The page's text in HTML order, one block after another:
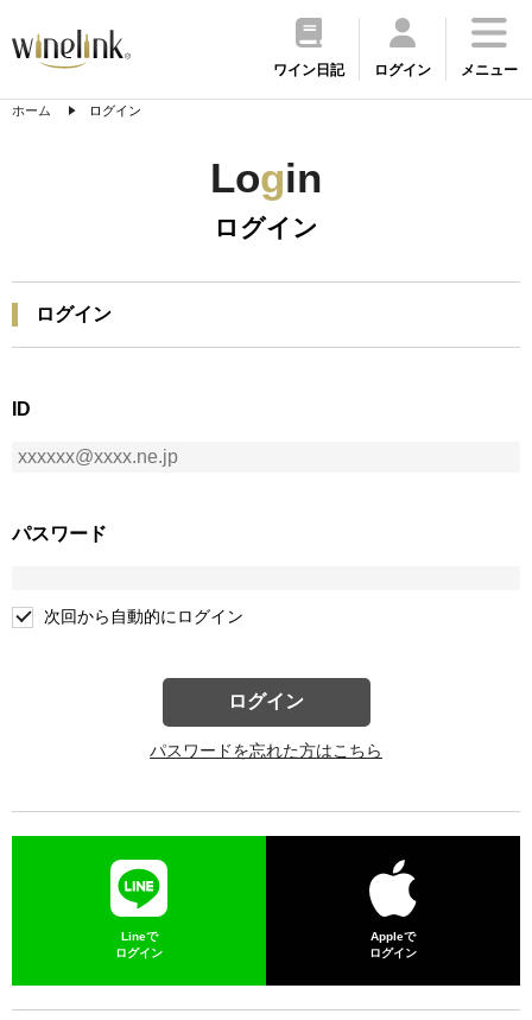
ワイン日記 ログイン メニュー
ホーム ログイン
Login
ログイン
ログイン
ID
パスワード
次回から自動的にログイン
ログイン
パスワードを忘れた方はこちら
Lineで
ログイン
Appleで
ログイン